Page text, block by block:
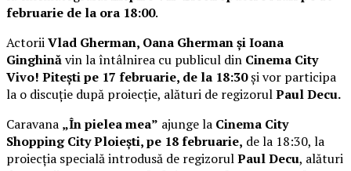
februarie de la ora 18:00.
ActoriiVlad Gherman, Oana Gherman și Ioana
Ginghinăvin la întâlnirea cu publicul din Cinema City
Vivo! Pitești pe 17 februarie, de la 18:30și vor participa
la o discuție după proiecție, alături de regizorulPaul Decu.
Caravana „În pielea mea” ajunge la Cinema City
Shopping City Ploiești, pe 18 februarie, de la 18:30, la
proiecția specială introdusă de regizorulPaul Decu, alături